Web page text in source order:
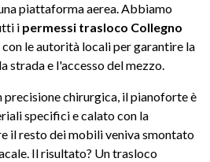
piattaforma aerea. Abbiamo
i permessi trasloco Collegno
le autorità locali per garantire la
strada e l'accesso del mezzo.
precisione chirurgica, il pianoforte è
specifici e calato con la
il resto dei mobili veniva smontato
Il risultato? Un trasloco